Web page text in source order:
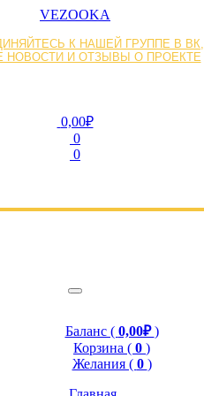
VEZOOKA
К НАШЕЙ ГРУППЕ В ВК,
НОВОСТИ И ОТЗЫВЫ О ПРОЕКТЕ
0,00₽
0
0
Баланс ( 0,00₽)
Корзина ( 0 )
Желания ( 0 )